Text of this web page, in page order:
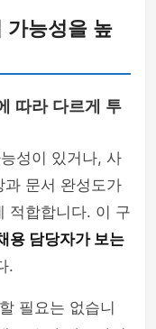
가능성을 높
따라 다르게 투
성이 있거나, 사
과 문서 완성도가
적합합니다. 이 구
용 담당자가 보는
.
필요는 없습니